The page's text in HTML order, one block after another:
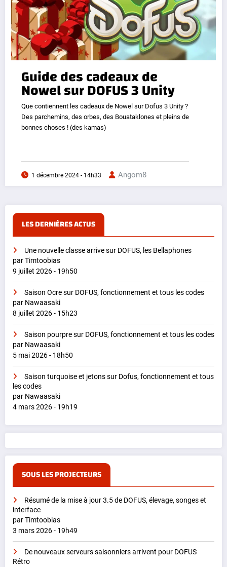
Guide des cadeaux de
Nowel sur DOFUS 3 Unity
Que contiennent les cadeaux de Nowel sur Dofus 3 Unity ?
Des parchemins, des orbes, des Bouataklones et pleins de
bonnes choses ! (des kamas)
1 décembre 2024 - 14h33 Angom8
LES DERNIÈRES ACTUS
Une nouvelle classe arrive sur DOFUS, les Bellaphones
par Timtoobias
9 juillet 2026 - 19h50
Saison Ocre sur DOFUS, fonctionnement et tous les codes
par Nawaasaki
8 juillet 2026 - 15h23
Saison pourpre sur DOFUS, fonctionnement et tous les codes
par Nawaasaki
5 mai 2026 - 18h50
Saison turquoise et jetons sur Dofus, fonctionnement et tous
les codes
par Nawaasaki
4 mars 2026 - 19h19
SOUS LES PROJECTEURS
Résumé de la mise à jour 3.5 de DOFUS, élevage, songes et
interface
par Timtoobias
3 mars 2026 - 19h49
De nouveaux serveurs saisonniers arrivent pour DOFUS
Rétro